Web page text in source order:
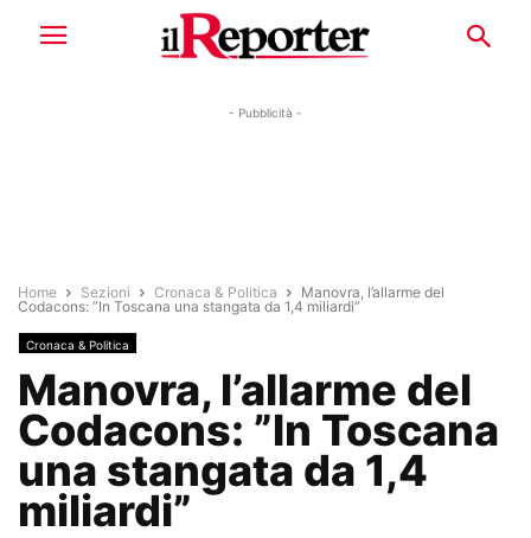
- Pubblicità -
Home Sezioni Cronaca & Politica
Manovra, l’allarme del
Codacons: ”In Toscana una stangata da 1,4 miliardi”
Cronaca & Politica
Manovra, l’allarme del
Codacons: ”In Toscana
una stangata da 1,4
miliardi”